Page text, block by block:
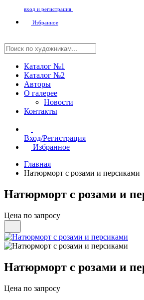
вход и регистрация
Избранное
Каталог №1
Каталог №2
Авторы
О галерее
Новости
Контакты
Вход/Регистрация
Избранное
Главная
Натюрморт с розами и персиками
Натюрморт с розами и
Цена по запросу
Натюрморт с розами и
Цена по запросу